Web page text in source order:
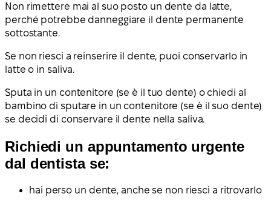
Non rimettere mai al suo posto un dente da latte,
perché potrebbe danneggiare il dente permanente
sottostante.
Se non riesci a reinserire il dente, puoi conservarlo in
latte o in saliva.
Sputa in un contenitore (se è il tuo dente) o chiedi al
bambino di sputare in un contenitore (se è il suo dente)
se decidi di conservare il dente nella saliva.
Richiedi un appuntamento urgente
dal dentista se:
hai perso un dente, anche se non riesci a ritrovarlo